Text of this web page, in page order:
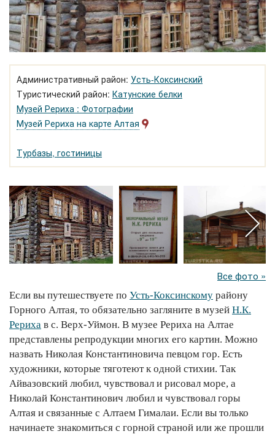
Административный район: Усть-Коксинский
Туристический район: Катунские белки
Музей Рериха : Фотографии
Музей Рериха на карте Алтая
Турбазы, гостиницы
Все фото »
Если вы путешествуете по Усть-Коксинскому району
Горного Алтая, то обязательно загляните в музей Н.К.
Рериха в с. Верх-Уймон. В музее Рериха на Алтае
представлены репродукции многих его картин. Можно
назвать Николая Константиновича певцом гор. Есть
художники, которые тяготеют к одной стихии. Так
Айвазовский любил, чувствовал и рисовал море, а
Николай Константинович любил и чувствовал горы
Алтая и связанные с Алтаем Гималаи. Если вы только
начинаете знакомиться с горной страной или же прошли